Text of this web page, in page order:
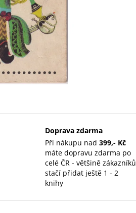
Doprava zdarma
Při nákupu nad 399,- Kč
máte dopravu zdarma po
celé ČR - většině zákazníků
stačí přidat ještě 1 - 2
knihy